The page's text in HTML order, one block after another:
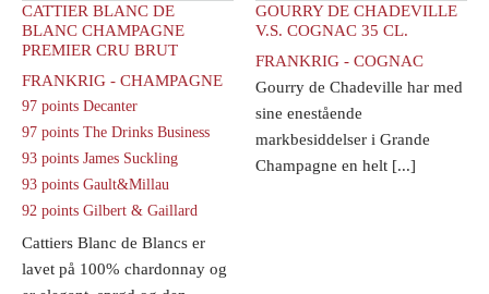
CATTIER BLANC DE
BLANC CHAMPAGNE
PREMIER CRU BRUT
FRANKRIG - CHAMPAGNE
97 points Decanter
97 points The Drinks Business
93 points James Suckling
93 points Gault&Millau
92 points Gilbert & Gaillard
Cattiers Blanc de Blancs er
lavet på 100% chardonnay og
GOURRY DE CHADEVILLE
V.S. COGNAC 35 CL.
FRANKRIG - COGNAC
Gourry de Chadeville har med
sine enestående
markbesiddelser i Grande
Champagne en helt [...]